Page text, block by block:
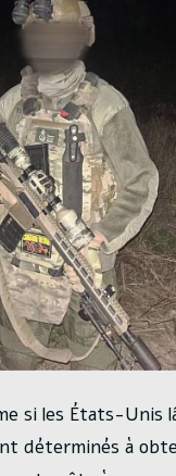
si les États-Unis
déterminés à